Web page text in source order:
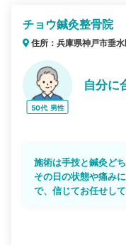
チョウ鍼灸整骨院
住所：兵庫県神戸市垂
50代 男性
自分に
施術は手技と鍼灸ど
その日の状態や痛み
で、信じてお任せして